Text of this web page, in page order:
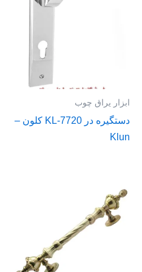
ابزار یراق چوب
دستگیره در KL-7720 کلون –
Klun